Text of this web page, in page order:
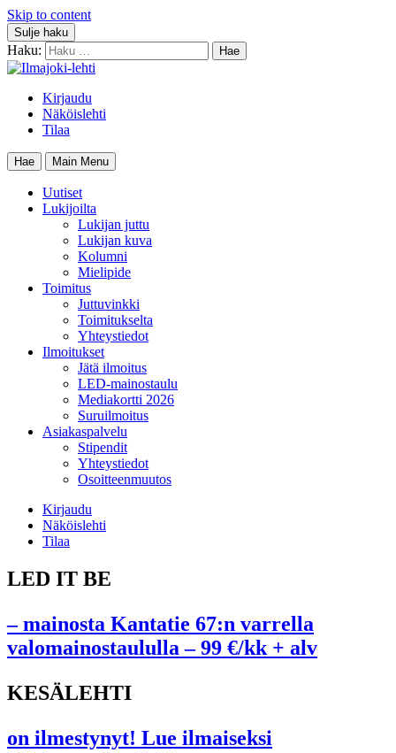
Skip to content
Sulje haku
Haku:
Kirjaudu
Näköislehti
Tilaa
Hae Main Menu
Uutiset
Lukijoilta
Lukijan juttu
Lukijan kuva
Kolumni
Mielipide
Toimitus
Juttuvinkki
Toimitukselta
Yhteystiedot
Ilmoitukset
Jätä ilmoitus
LED-mainostaulu
Mediakortti 2026
Suruilmoitus
Asiakaspalvelu
Stipendit
Yhteystiedot
Osoitteenmuutos
Kirjaudu
Näköislehti
Tilaa
LED IT BE
– mainosta Kantatie 67:n varrella
valomainostaululla – 99 €/kk + alv
KESÄLEHTI
on ilmestynyt! Lue ilmaiseksi